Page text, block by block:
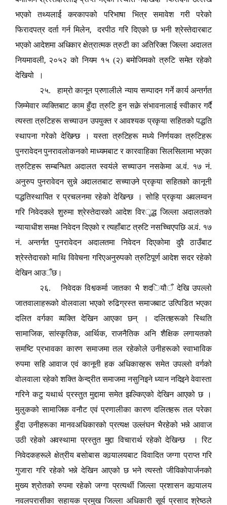
भएको तथ्यलार्ई करकापको परिभाषा भित्र समावेश गरी परेको
फिरादपत्र दर्ता गर्न मिलेन,दरपीठ गरि दिएको छ भनी श्रेस्तेदारबाट
भएको आदेशमा अधिकार क्षेत्रात्मक त्रुटी का अतिरिक्त जिल्ला अदालत
नियमावली, २०५२ को नियम १५ (२) बमोजिमको त्रुटि समेत रहेको
देखियो ।
२५. हाम्रो कानून प्रणालीले न्याय सम्पादन गर्ने कार्य अन्तर्गत
जिम्मेवार व्यक्तिबाट काम हुँदा त्रुटि हुन सक्ने संभावनालाई स्वीकार गर्दै
त्यस्ता त्रुटिहरू सच्याउन उपयुक्त र आवश्यक प्रकृया सहितको पद्धति
स्थापना गरेको देखिन्छ । यस्ता त्रुटिहरू मध्ये निर्णयका त्रुटिहरू
पुनरावेदन पुनरावलोकनको माध्यमबाट र कारवाहिका सिलसिलामा भएका
त्रुटिहरू सम्बन्धित अदालत स्वयंले सच्याउन नसकेमा अ.वं. १७ नं.
अनुरुप पुनरावेदन सुन्ने अदालतबाट सच्याउने प्रकृया सहितको कानूनी
पद्धतिस्थापित र प्रचलनमा रहेको देखिन्छ । सोहि प्रकृया अवलम्वन
गरि निवेदकले शुरुमा श्रेस्तेदारको आदेश विरूद्ध जिल्ला अदालतको
न्यायाधीश समक्ष निवेदन दिएको र त्यहाँबाट त्रुटि नसच्चिएपछि अ.वं. १७
नं. अन्तर्गत पुनरावेदन अदालतमा निवेदन दिएकोमा दुवै ठाउँबाट
श्रेस्तेदारको माथि विवेचना गरिएअनुरुपको त्रुटिपूर्ण आदेश सदर रहेको
देखिन आउँछ।
२६. निवेदक विश्वकर्मा जातका भै शदियौँदेखि उपल्लो
जातवालाहरूको वोलवाला भएको रुढिग्रस्त समाजबाट उत्पिडित भएका
दलित वर्गका व्यक्ति देखिन आएका छन् । दलितहरूको स्थिति
सामाजिक,सांस्कृतिक, आर्थिक,राजनैतिक अनि शैक्षिक लगायतको
समष्टि प्रभावका कारण समाजमा तल रहेकोले उनीहरूको स्वाभाविक
रुपमा सहि आवाज एवं कानूनी हक अधिकारहरू समेत उपल्लो वर्गको
वोलवाला रहेको शक्ति केन्द्रीत समाजमा नसुनिइने ध्यान नदिइने वेवास्ता
गरिने कटु यथार्थ प्रस्तुत मुद्दामा समेत झल्किएको देखिन आएको छ ।
मुलुकको सामाजिक वनौट एवं प्रणालीका कारण दलितहरू तल परेका
हुँदा उनीहरूका मानवअधिकारको प्रत्यक्ष उल्लंघन भैरहेको भन्ने आवाज
उठी रहेको अवस्थामा प्रस्तुत मुद्दा विचारार्थ रहेको देखिन्छ । रिट
निवेदकहरूले क्षेत्रीयबसोबासकार्‍यालयबाट विवादित जग्गा प्राप्त गरि
गुजारा गरि रहेको भन्ने देखिन आएको छ भने त्यस्तो जीविकोपार्जनको
मुख्य श्रोतको रुपमा रहेको जग्गा प्रत्यर्थी जिल्ला प्रशासन कार्‍यालय
नवलपरासीका सहायक प्रमुख जिल्ला अधिकारी सूर्य प्रसाद श्रेष्ठले